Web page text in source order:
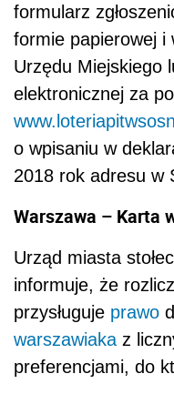
formularz
formie papierowej i
Urzędu Miejskiego
elektronicznej za
o wpisaniu w
2018 rok adresu w
Warszawa – Karta
Urząd miasta
informuje, że
przysługuje prawo
warszawiaka z
preferencjami, do